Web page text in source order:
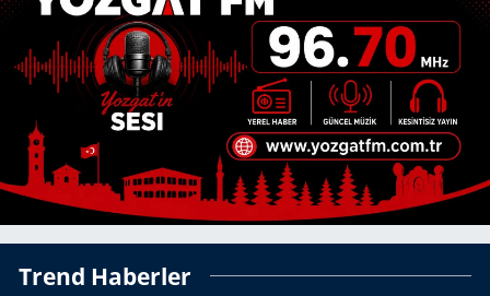
Trend Haberler